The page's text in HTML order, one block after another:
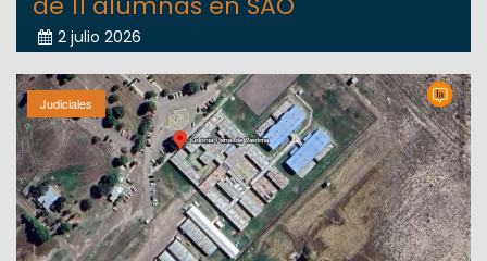
2 julio 2026
Judiciales